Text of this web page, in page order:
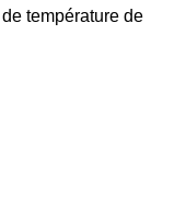
température de